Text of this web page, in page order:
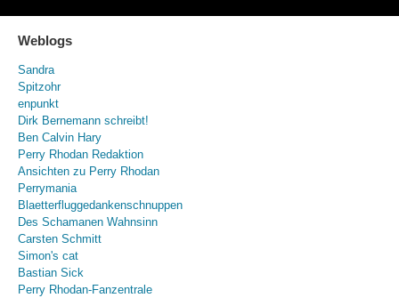
Weblogs
Sandra
Spitzohr
enpunkt
Dirk Bernemann schreibt!
Ben Calvin Hary
Perry Rhodan Redaktion
Ansichten zu Perry Rhodan
Perrymania
Blaetterfluggedankenschnuppen
Des Schamanen Wahnsinn
Carsten Schmitt
Simon's cat
Bastian Sick
Perry Rhodan-Fanzentrale